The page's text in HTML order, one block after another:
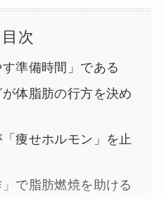
目次
準備時間」である
体脂肪の行方を決め
痩せホルモン」を止
で脂肪燃焼を助ける